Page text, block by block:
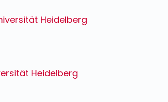
Heidelberg
Heidelberg